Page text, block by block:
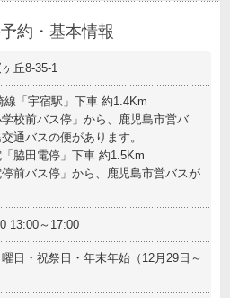
約・基本情報
丘8-35-1
線「宇宿駅」下車 約1.4Km
校前バス停」から、鹿児島市営バ
通バスの便があります。
脇田電停」下車 約1.5Km
前バス停」から、鹿児島市営バスが
13:00～17:00
日・祝祭日・年末年始（12月29日～